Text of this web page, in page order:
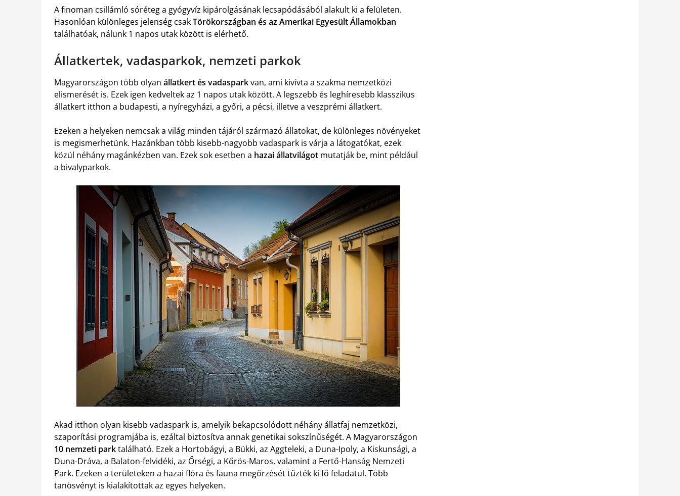
A finoman csillámló sóréteg a gyógyvíz kipárolgásának lecsapódásából alakult ki a felületen.
Hasonlóan különleges jelenség csakTörökországban és az Amerikai Egyesült Államokban
találhatóak, nálunk 1 napos utak között is elérhető.
Állatkertek, vadasparkok, nemzeti parkok
Magyarországon több olyan állatkert és vadasparkvan, ami kivívta a szakma nemzetközi
elismerését is. Ezek igen kedveltek az 1 napos utak között. A legszebb és leghíresebb klasszikus
állatkert itthon a budapesti, a nyíregyházi, a győri, a pécsi, illetve a veszprémi állatkert.
Ezeken a helyeken nemcsak a világ minden tájáról származó állatokat, de különleges növényeket
is megismerhetünk. Hazánkban több kisebb-nagyobb vadaspark is várja a látogatókat, ezek
közül néhány magánkézben van. Ezek sok esetben a hazai állatvilágot mutatják be, mint például
a bivalyparkok.
Akad itthon olyan kisebb vadaspark is, amelyik bekapcsolódott néhány állatfaj nemzetközi,
szaporítási programjába is, ezáltal biztosítva annak genetikai sokszínűségét. A Magyarországon
10 nemzeti parktalálható. Ezek a Hortobágyi, a Bükki, az Aggteleki, a Duna-Ipoly, a Kiskunsági, a
Duna-Dráva, a Balaton-felvidéki, az Őrségi, a Kőrös-Maros, valamint a Fertő-Hanság Nemzeti
Park. Ezeken a területeken a hazai flóra és fauna megőrzését tűzték ki fő feladatul. Több
tanösvényt is kialakítottak az egyes helyeken.